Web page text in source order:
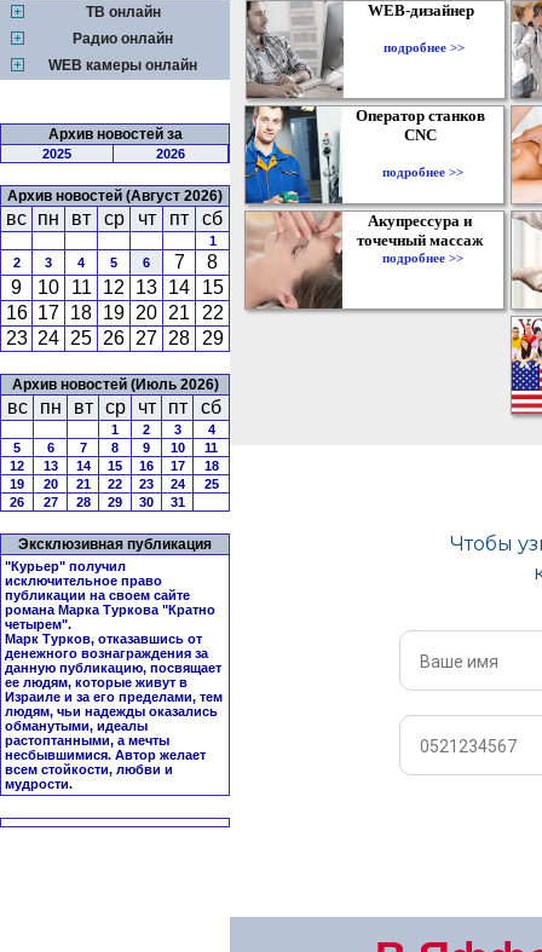
ТВ онлайн
Радио онлайн
WEB камеры онлайн
Архив новостей за
2025 2026
Архив новостей (Август 2026)
вс пн вт ср чт пт сб
1
2
3 4 5 6 7
8
9
10 11 12 13 14
15
16 17 18 19 20 21
22
23 24 25 26 27 28 29
Архив новостей (Июль 2026)
вс пн вт ср чт пт сб
1 2 3
4
5
6 7 8 9 10
11
12
13 14 15 16 17
18
19
20 21 22 23 24
25
26
27 28 29 30 31
Эксклюзивная публикация
"Курьер" получил
исключительное право
публикации на своем сайте
романа Марка Туркова "Кратно
четырем".
Марк Турков, отказавшись от
денежного вознаграждения за
данную публикацию, посвящает
ее людям, которые живут в
Израиле и за его пределами, тем
людям, чьи надежды оказались
обманутыми, идеалы
растоптанными, а мечты
несбывшимися. Автор желает
всем стойкости, любви и
мудрости.
WEB-дизайнер
подробнее >>
Оператор станков
CNC
подробнее >>
Акупрессура и
точечный массаж
подробнее >>